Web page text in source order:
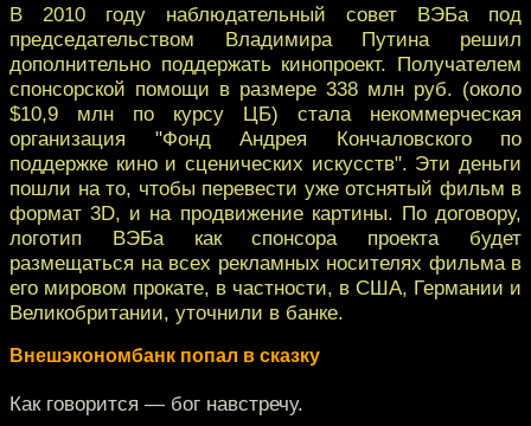
В 2010 году наблюдательный совет ВЭБа под
председательством Владимира Путина решил
дополнительно поддержать кинопроект. Получателем
спонсорской помощи в размере 338 млн руб. (около
$10,9 млн по курсу ЦБ) стала некоммерческая
организация "Фонд Андрея Кончаловского по
поддержке кино и сценических искусств". Эти деньги
пошли на то, чтобы перевести уже отснятый фильм в
формат 3D, и на продвижение картины. По договору,
логотип ВЭБа как спонсора проекта будет
размещаться на всех рекламных носителях фильма в
его мировом прокате, в частности, в США, Германии и
Великобритании, уточнили в банке.
Внешэкономбанк попал в сказку
Как говорится — бог навстречу.